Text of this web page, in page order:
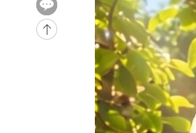
-4717초 전 >
[속보]합수본, '투표율 허위
압수수색
-31949초 전 >
SK하이닉스, 용인·청주
여자배구 이재영·이다영
외국인 심판 성 접대 7경
[속보]코스닥, 2.86포인
[속보]코스피, 6200선 약
[속보]원·달러 환율, 7.7원